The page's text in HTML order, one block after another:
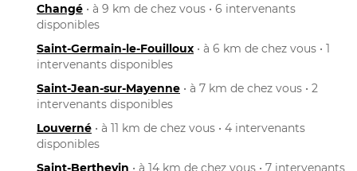
Changé • à 9 km de chez vous • 6 intervenants
disponibles
Saint-Germain-le-Fouilloux • à 6 km de chez vous • 1
intervenants disponibles
Saint-Jean-sur-Mayenne • à 7 km de chez vous • 2
intervenants disponibles
Louverné • à 11 km de chez vous • 4 intervenants
disponibles
Saint-Berthevin • à 14 km de chez vous • 7 intervenants